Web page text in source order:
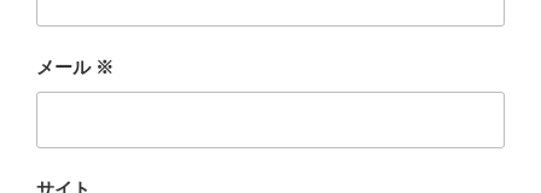
メール ※
サイト